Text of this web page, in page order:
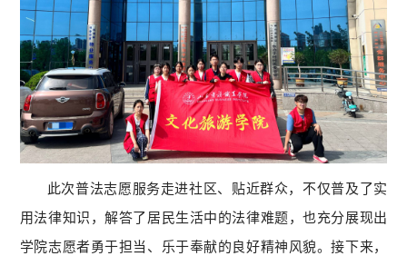
此次普法志愿服务走进社区、贴近群众，不仅普及了实
用法律知识，解答了居民生活中的法律难题，也充分展现出
学院志愿者勇于担当、乐于奉献的良好精神风貌。接下来，